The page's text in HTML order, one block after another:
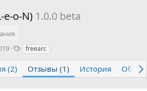
e-o-N) 1.0.0 beta
Т
и
freearc
(2) Отзывы (1) История